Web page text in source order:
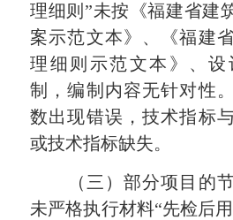
理细则”未按《福建省建
案示范文本》、《福建
理细则示范文本》、
制，编制内容无针对性
数出现错误，技术指标
或技术指标缺失。
（三）部分项目的
未严格执行材料“先检后